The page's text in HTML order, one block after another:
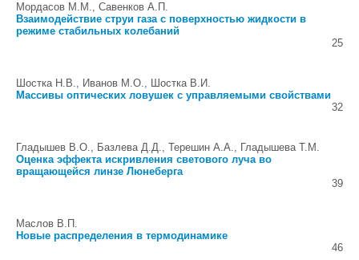
Мордасов М.М., Савенков А.П.
Взаимодействие струи газа с поверхностью жидкости в
режиме стабильных колебаний
25
Шостка Н.В., Иванов М.О., Шостка В.И.
Массивы оптических ловушек с управляемыми свойствами
32
Гладышев В.О., Базлева Д.Д., Терешин А.А., Гладышева Т.М.
Оценка эффекта искривления светового луча во
вращающейся линзе Люнеберга
39
Маслов В.П.
Новые распределения в термодинамике
46